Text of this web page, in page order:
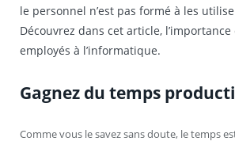
le personnel n’est pas formé à les
Découvrez dans cet article,
employés à l’informatique.
Gagnez du temps
Comme vous le savez sans doute, le temps